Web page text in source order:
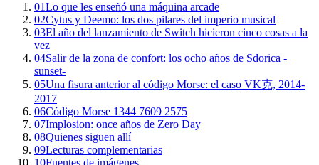
01Lo que les enseñó una máquina arcade
02Cytus y Deemo: los dos pilares del imperio musical
03El año del lanzamiento de Switch hicieron cinco cosas a la
vez
04Salir de la zona de confort: los ocho años de Sdorica -
sunset-
05Una fisura anterior al código Morse: el caso VK克, 2014-
2017
06Código Morse 1344 7609 2575
07Implosion: once años de Zero Day
08Quienes siguen allí
09Lecturas complementarias